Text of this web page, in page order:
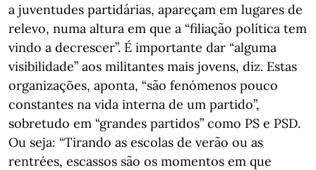
a juventudes partidárias, apareçam em lugares de
relevo, numa altura em que a “filiação política tem
vindo a decrescer”. É importante dar “alguma
visibilidade” aos militantes mais jovens, diz. Estas
organizações, aponta, “são fenómenos pouco
constantes na vida interna de um partido”,
sobretudo em “grandes partidos” como PS e PSD.
Ou seja: “Tirando as escolas de verão ou as
rentrées, escassos são os momentos em que